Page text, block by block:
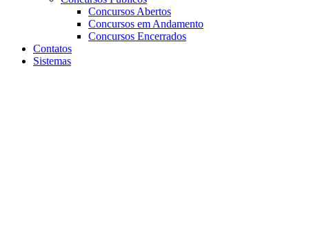
Concursos Abertos
Concursos em Andamento
Concursos Encerrados
Contatos
Sistemas